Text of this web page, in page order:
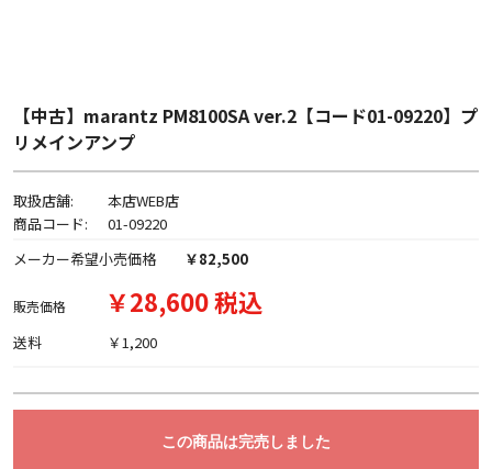
【中古】marantz PM8100SA ver.2【コード01-09220】プ
リメインアンプ
取扱店舗:
本店WEB店
商品コード:
01-09220
メーカー希望小売価格
￥82,500
販売価格 ￥28,600 税込
送料 ￥1,200
この商品は完売しました